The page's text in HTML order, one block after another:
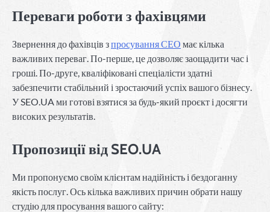
Переваги роботи з фахівцями
Звернення до фахівців зпросування СЕО має кілька
важливих переваг. По-перше, це дозволяє заощадити час і
гроші. По-друге, кваліфіковані спеціалісти здатні
забезпечити стабільний і зростаючий успіх вашого бізнесу.
У SEO.UA ми готові взятися за будь-який проєкт і досягти
високих результатів.
Пропозиції від SEO.UA
Ми пропонуємо своїм клієнтам надійність і бездоганну
якість послуг. Ось кілька важливих причин обрати нашу
студію для просування вашого сайту: